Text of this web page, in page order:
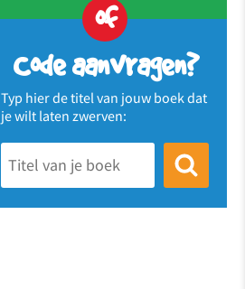
of
Code aanvragen?
Typ hier de titel van jouw boek dat
je wilt laten zwerven: